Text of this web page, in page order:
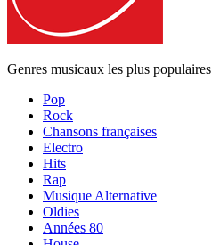
Genres musicaux les plus populaires
Pop
Rock
Chansons françaises
Electro
Hits
Rap
Musique Alternative
Oldies
Années 80